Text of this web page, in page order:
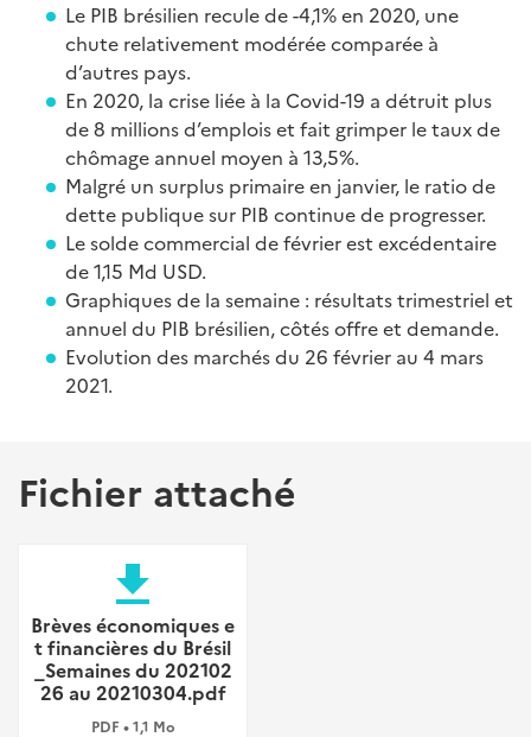
Le PIB brésilien recule de -4,1% en 2020, une
chute relativement modérée comparée à
d’autres pays.
En 2020, la crise liée à la Covid-19 a détruit plus
de 8 millions d’emplois et fait grimper le taux de
chômage annuel moyen à 13,5%.
Malgré un surplus primaire en janvier, le ratio de
dette publique sur PIB continue de progresser.
Le solde commercial de février est excédentaire
de 1,15 Md USD.
Graphiques de la semaine : résultats trimestriel et
annuel du PIB brésilien, côtés offre et demande.
Evolution des marchés du 26 février au 4 mars
2021.
Fichier attaché
file_download
Brèves économiques e
t financières du Brésil
_Semaines du 202102
26 au 20210304.pdf
PDF • 1,1 Mo